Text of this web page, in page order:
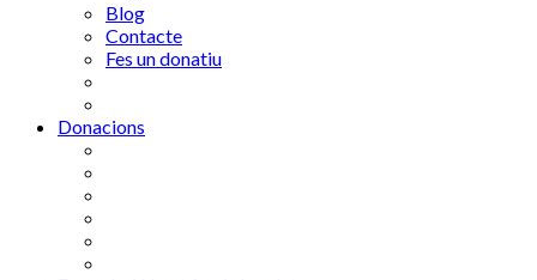
Blog
Contacte
Fes un donatiu
Donacions